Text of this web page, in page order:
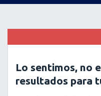
Lo sentimos, no
resultados para